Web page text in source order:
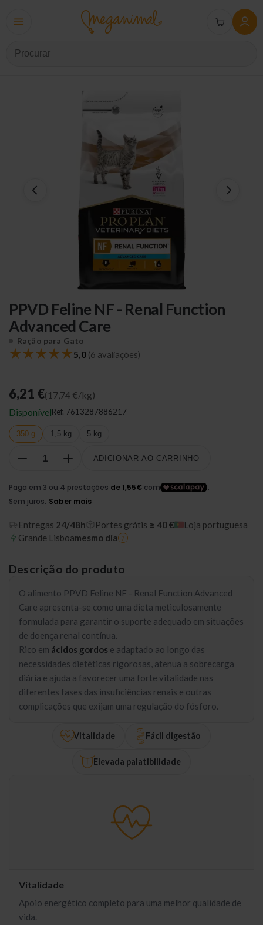
PPVD Feline NF - Renal Function
Advanced Care
Ração para Gato
★★★★★5,0 (6 avaliações)
6,21 €(17,74 €/kg)
DisponívelRef. 7613287886217
350 g 1,5 kg 5 kg
ADICIONAR AO CARRINHO
Entregas 24/48h Portes grátis ≥ 40 €
Loja portuguesa
Grande Lisboamesmo dia ?
Descrição do produto
O alimento PPVD Feline NF - Renal Function Advanced
Care apresenta-se como uma dieta meticulosamente
formulada para garantir o suporte adequado em situações
de doença renal contínua.
Rico em ácidos gordos e adaptado ao longo das
necessidades dietéticas rigorosas, atenua a sobrecarga
diária e ajuda a favorecer uma forte vitalidade nas
diferentes fases das insuficiências renais e outras
complicações que exijam uma regulação do fósforo.
Vitalidade Fácil digestão
Elevada palatibilidade
Vitalidade
Apoio energético completo para uma melhor qualidade de
vida.